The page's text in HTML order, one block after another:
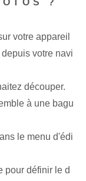
?
votre appareil
votre navi
découper.
à une bagu
le menu d'édi
pour définir le d